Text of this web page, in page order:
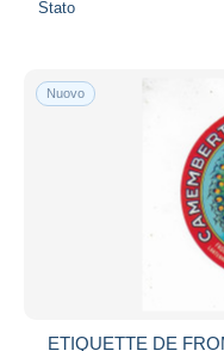
Stato
Nuovo
ETIQUETTE DE